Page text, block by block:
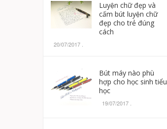
Luyện chữ đẹp và
cấm bút luyện chữ
đẹp cho trẻ đúng
cách
20/07/2017
Bút máy nào phù
hợp cho học sinh tiểu
học
19/07/2017